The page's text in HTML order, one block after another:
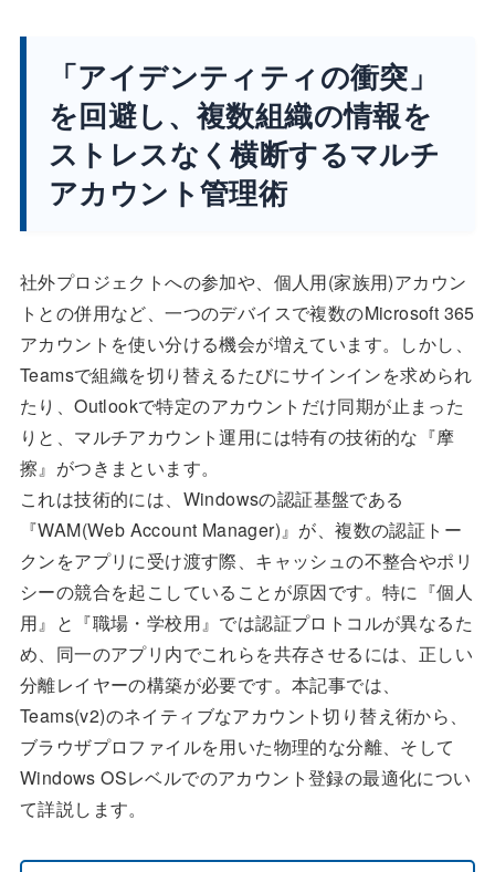
「アイデンティティの衝突」
を回避し、複数組織の情報を
ストレスなく横断するマルチ
アカウント管理術
社外プロジェクトへの参加や、個人用(家族用)アカウン
トとの併用など、一つのデバイスで複数のMicrosoft 365
アカウントを使い分ける機会が増えています。しかし、
Teamsで組織を切り替えるたびにサインインを求められ
たり、Outlookで特定のアカウントだけ同期が止まった
りと、マルチアカウント運用には特有の技術的な『摩
擦』がつきまといます。
これは技術的には、Windowsの認証基盤である
『WAM(Web Account Manager)』が、複数の認証トー
クンをアプリに受け渡す際、キャッシュの不整合やポリ
シーの競合を起こしていることが原因です。特に『個人
用』と『職場・学校用』では認証プロトコルが異なるた
め、同一のアプリ内でこれらを共存させるには、正しい
分離レイヤーの構築が必要です。本記事では、
Teams(v2)のネイティブなアカウント切り替え術から、
ブラウザプロファイルを用いた物理的な分離、そして
Windows OSレベルでのアカウント登録の最適化につい
て詳説します。